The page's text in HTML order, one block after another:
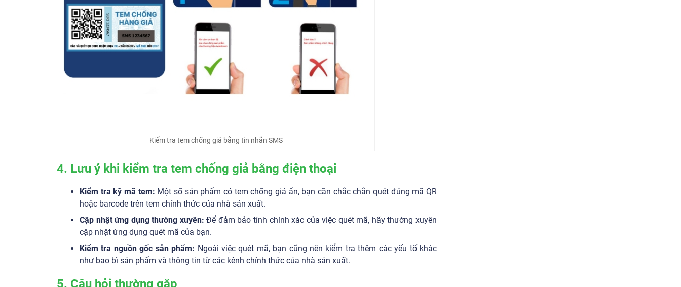
Kiểm tra tem chống giả bằng tin nhắn SMS
4. Lưu ý khi kiểm tra tem chống giả bằng điện thoại
Kiểm tra kỹ mã tem: Một số sản phẩm có tem chống giả ẩn, bạn cần chắc chắn quét đúng mã QR
hoặc barcode trên tem chính thức của nhà sản xuất.
Cập nhật ứng dụng thường xuyên: Để đảm bảo tính chính xác của việc quét mã, hãy thường xuyên
cập nhật ứng dụng quét mã của bạn.
Kiểm tra nguồn gốc sản phẩm: Ngoài việc quét mã, bạn cũng nên kiểm tra thêm các yếu tố khác
như bao bì sản phẩm và thông tin từ các kênh chính thức của nhà sản xuất.
5. Câu hỏi thường gặp